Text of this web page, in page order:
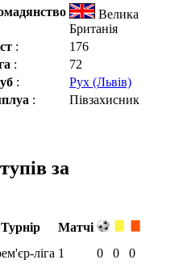
Велика
Британія
:
176
:
72
:
Рух (Львів)
: Півзахисник
за
Турнір
Матчі
ліга 1 0 0 0